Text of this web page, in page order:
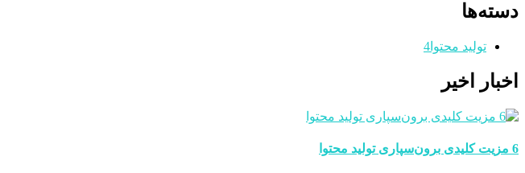
دسته‌ها
تولید محتوا 4
اخبار اخیر
6 مزیت کلیدی برون‌سپاری تولید محتوا